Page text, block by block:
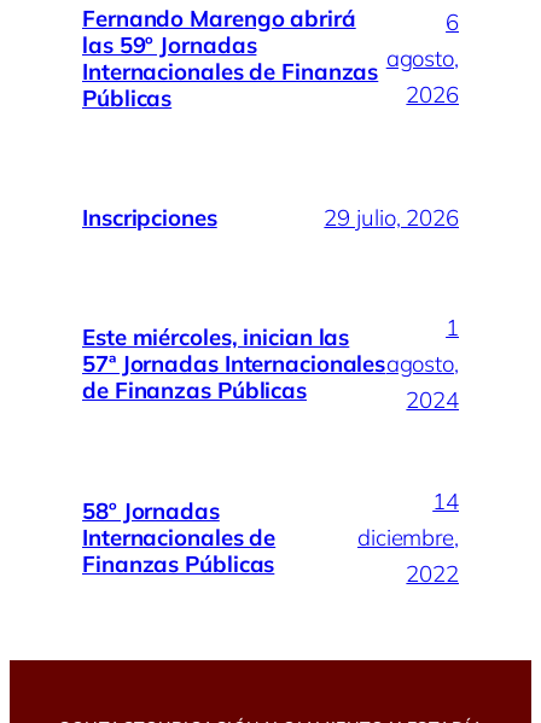
Fernando Marengo abrirá
las 59º Jornadas
Internacionales de Finanzas
Públicas
6
agosto,
2026
Inscripciones 29 julio, 2026
Este miércoles, inician las
57ª Jornadas Internacionales
de Finanzas Públicas
1
agosto,
2024
58º Jornadas
Internacionales de
Finanzas Públicas
14
diciembre,
2022